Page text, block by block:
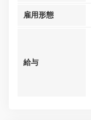
雇用形態
給与